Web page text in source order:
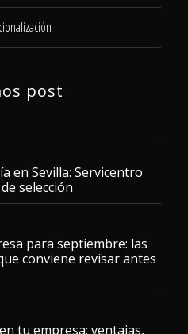
post
en Sevilla: Servicentro
selección
para septiembre: las
conviene revisar antes
tu empresa: ventajas,